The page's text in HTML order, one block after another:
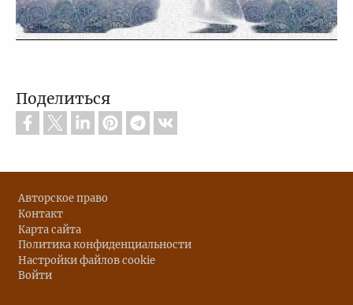
видео
Поделиться
Footer
Авторское право
Контакт
Карта сайта
Политика конфиденциальности
Настройки файлов cookie
Войти